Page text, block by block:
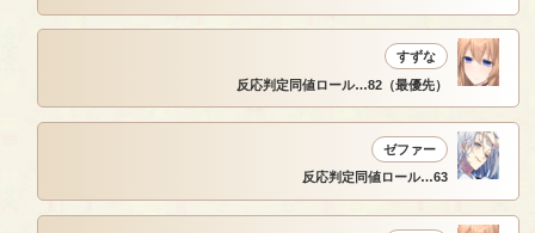
すずな
反応判定同値ロール…82（最優先）
ゼファー
反応判定同値ロール…63